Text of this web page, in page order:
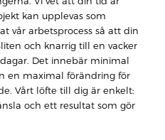
kan upplevas som
vår arbetsprocess så att din
och knarrig till en vacker
Det innebär minimal
en maximal förändring för
Vårt löfte till dig är enkelt:
och ett resultat som gör